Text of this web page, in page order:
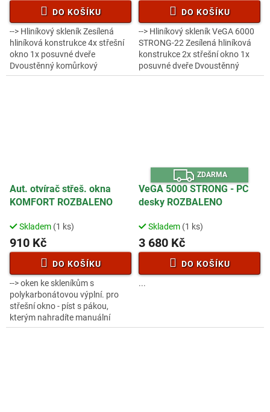
DO KOŠÍKU
--> Hliníkový skleník Zesílená
hliníková konstrukce 4x střešní
okno 1x posuvné dveře
Dvoustěnný komůrkový
polykarbonát 4mm s UV filterm
DO KOŠÍKU
--> Hliníkový skleník VeGA 6000
STRONG-22 Zesílená hliníková
konstrukce 2x střešní okno 1x
posuvné dveře Dvoustěnný
komůrkový polykarbonát 4mm s
Aut. otvírač střeš. okna
KOMFORT ROZBALENO
Skladem (1 ks)
910 Kč
DO KOŠÍKU
--> oken ke skleníkům s
polykarbonátovou výplní. pro
střešní okno - píst s pákou,
kterým nahradíte manuální
otvírání. Píst funguje na bázi
Z
D
A
R
M
ZDARMA
VeGA 5000 STRONG - PC
desky ROZBALENO
Skladem (1 ks)
3 680 Kč
DO KOŠÍKU
...